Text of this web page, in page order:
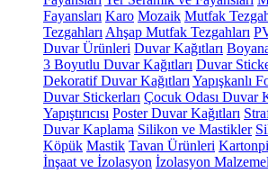
Fayansları Karo Mozaik Mutfak
Tezgahları Ahşap Mutfak Tezgahları
Duvar Ürünleri Duvar Kağıtları
3 Boyutlu Duvar Kağıtları Duvar
Dekoratif Duvar Kağıtları Yapışkanlı
Duvar Stickerları Çocuk Odası Duvar
Yapıştırıcısı Poster Duvar Kağıtları
Duvar Kaplama Silikon ve Mastikler
Köpük Mastik Tavan Ürünleri
İnşaat ve İzolasyon İzolasyon